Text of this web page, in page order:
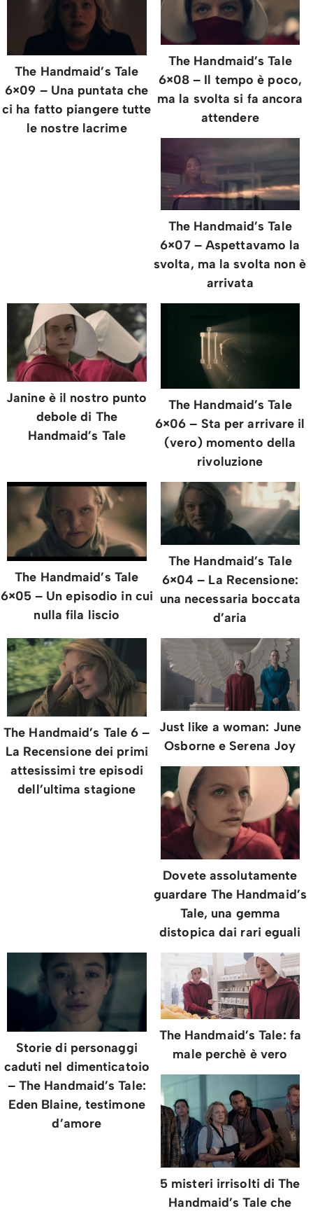
The Handmaid’s Tale
6×09 – Una puntata che
ci ha fatto piangere tutte
le nostre lacrime
The Handmaid’s Tale
6×08 – Il tempo è poco,
ma la svolta si fa ancora
attendere
The Handmaid’s Tale
6×07 – Aspettavamo la
svolta, ma la svolta non è
arrivata
Janine è il nostro punto
debole di The
Handmaid’s Tale
The Handmaid’s Tale
6×06 – Sta per arrivare il
(vero) momento della
rivoluzione
The Handmaid’s Tale
6×05 – Un episodio in cui
nulla fila liscio
The Handmaid’s Tale
6×04 – La Recensione:
una necessaria boccata
d’aria
The Handmaid’s Tale 6 –
La Recensione dei primi
attesissimi tre episodi
dell’ultima stagione
Just like a woman: June
Osborne e Serena Joy
Dovete assolutamente
guardare The Handmaid’s
Tale, una gemma
distopica dai rari eguali
Storie di personaggi
caduti nel dimenticatoio
– The Handmaid’s Tale:
Eden Blaine, testimone
d’amore
The Handmaid’s Tale: fa
male perchè è vero
5 misteri irrisolti di The
Handmaid’s Tale che